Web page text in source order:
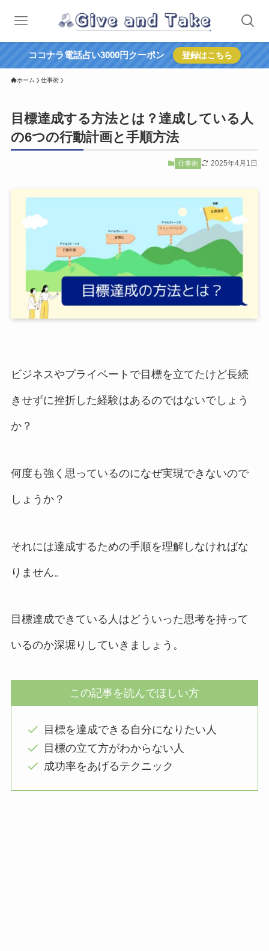
ココナラ電話占い3000円クーポン 登録はこちら
ホーム 仕事術
目標達成する方法とは？達成している人
の6つの行動計画と手順方法
仕事術 2025年4月1日
ビジネスやプライベートで目標を立てたけど長続
きせずに挫折した経験はあるのではないでしょう
か？
何度も強く思っているのになぜ実現できないので
しょうか？
それには達成するための手順を理解しなければな
りません。
目標達成できている人はどういった思考を持って
いるのか深堀りしていきましょう。
この記事を読んでほしい方
目標を達成できる自分になりたい人
目標の立て方がわからない人
成功率をあげるテクニック